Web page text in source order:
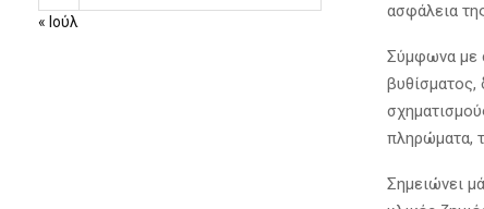
ασφάλεια
Σύμφωνα με
βυθίσματος,
πληρώματα,
Σημειώνει
« Ιούλ